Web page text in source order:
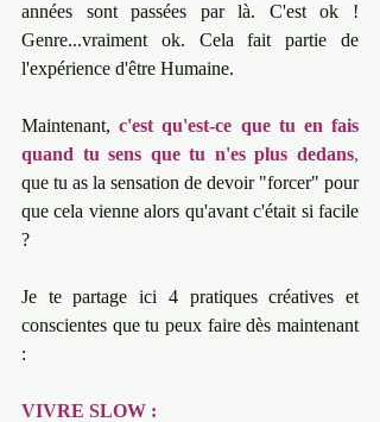
années sont passées par là. C'est ok !
Genre...vraiment ok. Cela fait partie de
l'expérience d'être Humaine.
Maintenant, c'est qu'est-ce que tu en fais
quand tu sens que tu n'es plus dedans,
que tu as la sensation de devoir "forcer" pour
que cela vienne alors qu'avant c'était si facile
?
Je te partage ici 4 pratiques créatives et
conscientes que tu peux faire dès maintenant
:
VIVRE SLOW :